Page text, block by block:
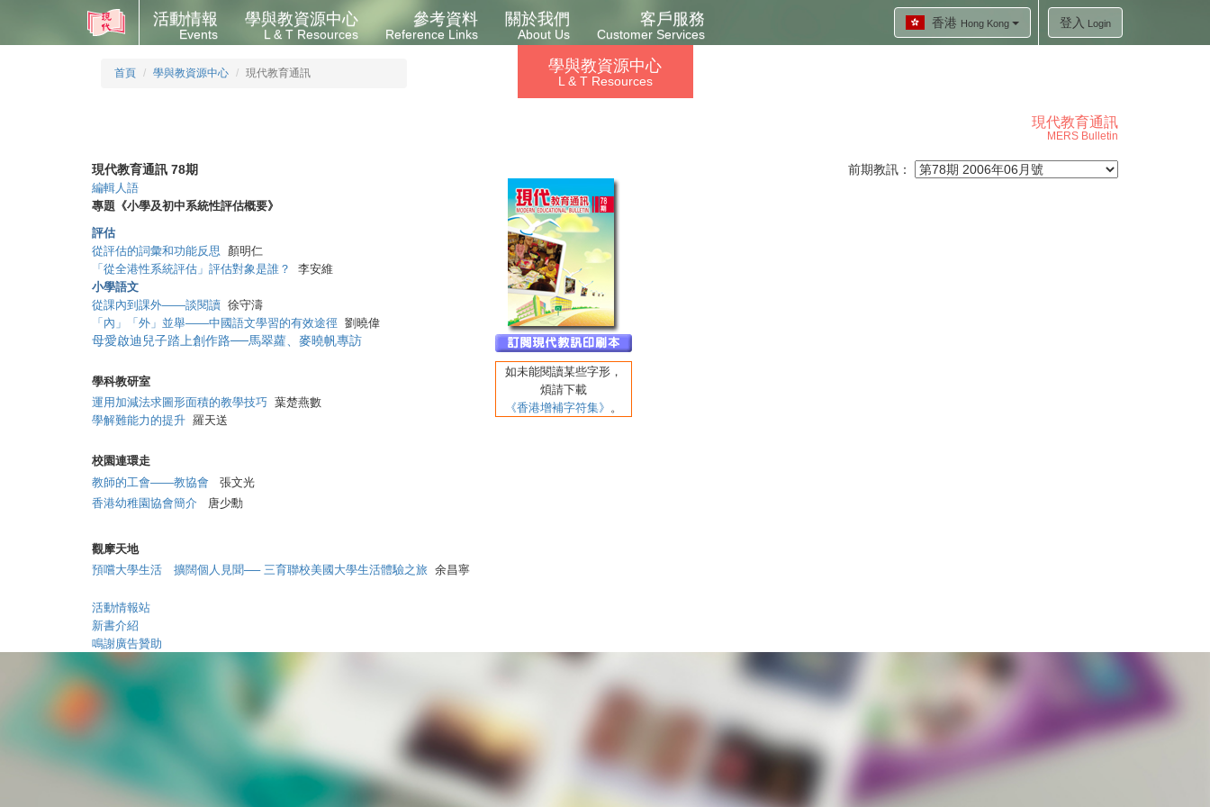
香港 Hong Kong 登入 Login
活動情報
Events
學與教資源中心
L & T Resources
參考資料
Reference Links
關於我們
About Us
客戶服務
Customer Services
首頁 學與教資源中心 現代教育通訊 學與教資源中心
L & T Resources
現代教育通訊
MERS Bulletin
現代教育通訊 78期 前期教訊：
編輯人語
如未能閱讀某些字形，
煩請下載
《香港增補字符集》 。
專題《小學及初中系統性評估概要》
評估
從評估的詞彙和功能反思 顏明仁
「從全港性系統評估」評估對象是誰？
李安維
小學語文
從課內到課外——談閱讀 徐守濤
「內」「外」並舉——中國語文學習的有效途徑 劉曉偉
母愛啟迪兒子踏上創作路──馬翠蘿、麥曉帆專訪
學科教研室
運用加減法求圖形面積的教學技巧 葉楚燕數
學解難能力的提升 羅天送
校園連環走
教師的工會——教協會 張文光
香港幼稚園協會簡介 唐少勳
觀摩天地
預嚐大學生活 擴闊個人見聞── 三育聯校美國大學生活體驗之旅 余昌寧
活動情報站
新書介紹
鳴謝廣告贊助